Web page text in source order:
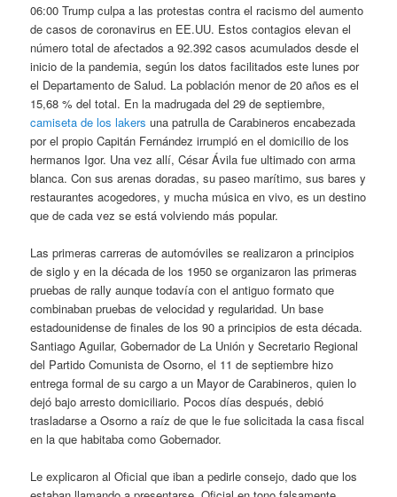
06:00 Trump culpa a las protestas contra el racismo del aumento
de casos de coronavirus en EE.UU. Estos contagios elevan el
número total de afectados a 92.392 casos acumulados desde el
inicio de la pandemia, según los datos facilitados este lunes por
el Departamento de Salud. La población menor de 20 años es el
15,68 % del total. En la madrugada del 29 de septiembre,
camiseta de los lakers una patrulla de Carabineros encabezada
por el propio Capitán Fernández irrumpió en el domicilio de los
hermanos Igor. Una vez allí, César Ávila fue ultimado con arma
blanca. Con sus arenas doradas, su paseo marítimo, sus bares y
restaurantes acogedores, y mucha música en vivo, es un destino
que de cada vez se está volviendo más popular.
Las primeras carreras de automóviles se realizaron a principios
de siglo y en la década de los 1950 se organizaron las primeras
pruebas de rally aunque todavía con el antiguo formato que
combinaban pruebas de velocidad y regularidad. Un base
estadounidense de finales de los 90 a principios de esta década.
Santiago Aguilar, Gobernador de La Unión y Secretario Regional
del Partido Comunista de Osorno, el 11 de septiembre hizo
entrega formal de su cargo a un Mayor de Carabineros, quien lo
dejó bajo arresto domiciliario. Pocos días después, debió
trasladarse a Osorno a raíz de que le fue solicitada la casa fiscal
en la que habitaba como Gobernador.
Le explicaron al Oficial que iban a pedirle consejo, dado que los